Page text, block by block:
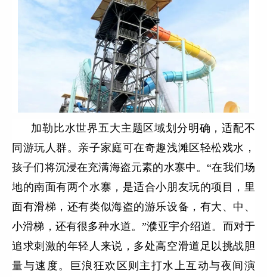
加勒比水世界五大主题区域划分明确，适配不
同游玩人群。亲子家庭可在奇趣浅滩区轻松戏水，
孩子们将沉浸在充满海盗元素的水寨中。“在我们场
地的南面有两个水寨，是适合小朋友玩的项目，里
面有滑梯，还有类似海盗的游乐设备，有大、中、
小滑梯，还有很多种水道。”濮亚宇介绍道。而对于
追求刺激的年轻人来说，多处高空滑道足以挑战胆
量与速度。巨浪狂欢区则主打水上互动与夜间演